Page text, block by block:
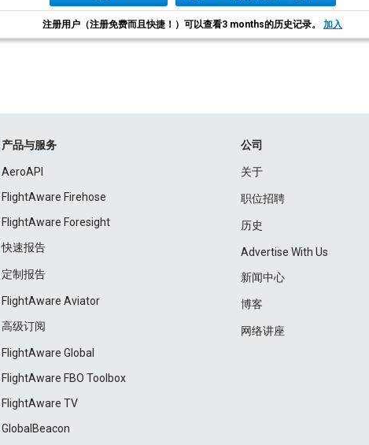
注册用户（注册免费而且快捷！）可以查看3 months的历史记录。加入
产品与服务
AeroAPI
FlightAware Firehose
FlightAware Foresight
快速报告
定制报告
FlightAware Aviator
高级订阅
FlightAware Global
FlightAware FBO Toolbox
FlightAware TV
GlobalBeacon
公司
关于
职位招聘
历史
Advertise With Us
新闻中心
博客
网络讲座